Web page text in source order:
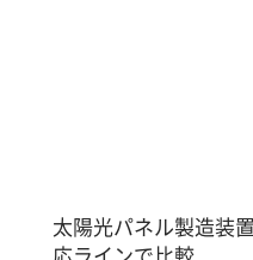
太陽光パネル製造装